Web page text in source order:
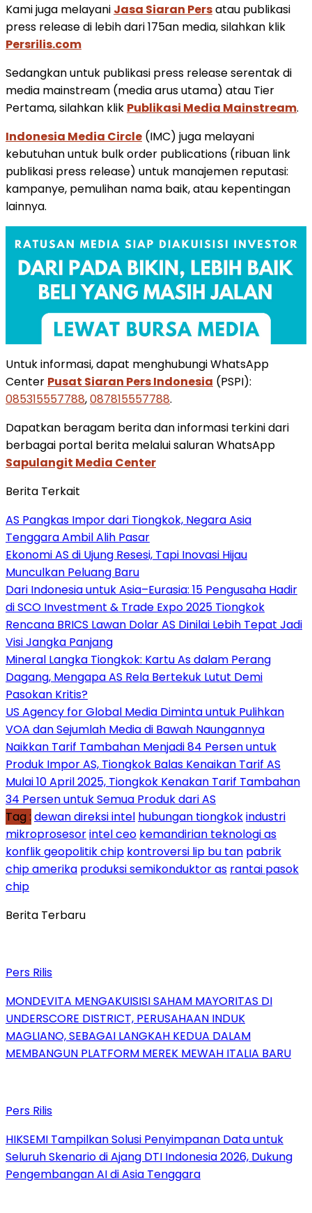
Kami juga melayani Jasa Siaran Persatau publikasi
press release di lebih dari 175an media, silahkan klik
Persrilis.com
Sedangkan untuk publikasi press release serentak di
media mainstream (media arus utama) atau Tier
Pertama, silahkan klik Publikasi Media Mainstream.
Indonesia Media Circle (IMC) juga melayani
kebutuhan untuk bulk order publications (ribuan link
publikasi press release) untuk manajemen reputasi:
kampanye, pemulihan nama baik, atau kepentingan
lainnya.
Untuk informasi, dapat menghubungi WhatsApp
Center Pusat Siaran Pers Indonesia (PSPI):
085315557788,087815557788.
Dapatkan beragam berita dan informasi terkini dari
berbagai portal berita melalui saluran WhatsApp
Sapulangit Media Center
Berita Terkait
AS Pangkas Impor dari Tiongkok, Negara Asia
Tenggara Ambil Alih Pasar
Ekonomi AS di Ujung Resesi, Tapi Inovasi Hijau
Munculkan Peluang Baru
Dari Indonesia untuk Asia–Eurasia: 15 Pengusaha Hadir
di SCO Investment & Trade Expo 2025 Tiongkok
Rencana BRICS Lawan Dolar AS Dinilai Lebih Tepat Jadi
Visi Jangka Panjang
Mineral Langka Tiongkok: Kartu As dalam Perang
Dagang, Mengapa AS Rela Bertekuk Lutut Demi
Pasokan Kritis?
US Agency for Global Media Diminta untuk Pulihkan
VOA dan Sejumlah Media di Bawah Naungannya
Naikkan Tarif Tambahan Menjadi 84 Persen untuk
Produk Impor AS, Tiongkok Balas Kenaikan Tarif AS
Mulai 10 April 2025, Tiongkok Kenakan Tarif Tambahan
34 Persen untuk Semua Produk dari AS
Tag : dewan direksi intel hubungan tiongkokindustri
mikroprosesorintel ceo kemandirian teknologi as
konflik geopolitik chip kontroversi lip bu tan pabrik
chip amerika produksi semikonduktor as rantai pasok
chip
Berita Terbaru
Pers Rilis
MONDEVITA MENGAKUISISI SAHAM MAYORITAS DI
UNDERSCORE DISTRICT, PERUSAHAAN INDUK
MAGLIANO, SEBAGAI LANGKAH KEDUA DALAM
MEMBANGUN PLATFORM MEREK MEWAH ITALIA BARU
Pers Rilis
HIKSEMI Tampilkan Solusi Penyimpanan Data untuk
Seluruh Skenario di Ajang DTI Indonesia 2026, Dukung
Pengembangan AI di Asia Tenggara